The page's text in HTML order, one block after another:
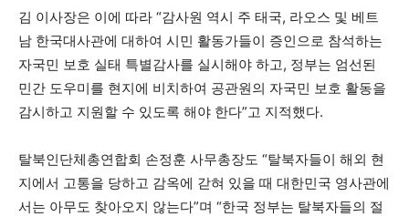
김 이사장은 이에 따라 “감사원 역시 주 태국, 라오스 및 베트
남 한국대사관에 대하여 시민 활동가들이 증인으로 참석하는
자국민 보호 실태 특별감사를 실시해야 하고, 정부는 엄선된
민간 도우미를 현지에 비치하여 공관원의 자국민 보호 활동을
감시하고 지원할 수 있도록 해야 한다”고 지적했다.
탈북인단체총연합회 손정훈 사무총장도 “탈북자들이 해외 현
지에서 고통을 당하고 감옥에 갇혀 있을 때 대한민국 영사관에
서는 아무도 찾아오지 않는다”며 “한국 정부는 탈북자들의 절